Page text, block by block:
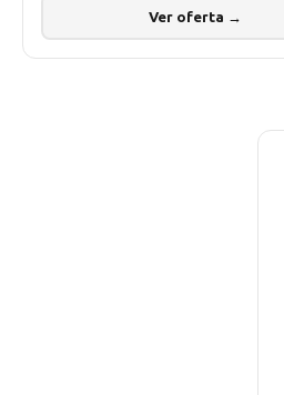
Ver oferta →